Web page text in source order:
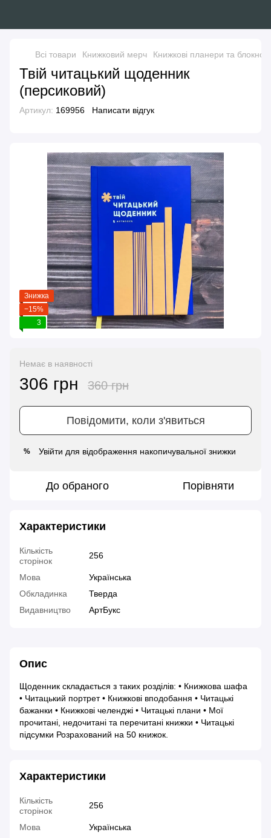
Всі товари Книжковий мерч Книжкові планери та
Твій читацький щоденник
(персиковий)
Артикул: 169956 Написати відгук
Знижка
−15%
3
Немає в наявності
306 грн 360 грн
Повідомити, коли з'явиться
% Увійти для відображення накопичувальної знижки
До обраного Порівняти
Характеристики
Кількість
сторінок
256
Мова
Українська
Обкладинка
Тверда
Видавництво
АртБукс
Опис
Щоденник складається з таких розділів: • Книжкова шафа
• Читацький портрет • Книжкові вподобання • Читацькі
бажанки • Книжкові челенджі • Читацькі плани • Мої
прочитані, недочитані та перечитані книжки • Читацькі
підсумки Розрахований на 50 книжок.
Характеристики
Кількість
сторінок
256
Мова
Українська